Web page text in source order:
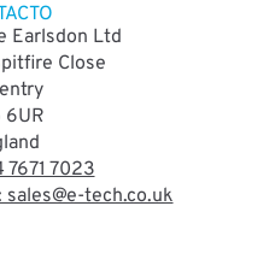
Earlsdon Ltd
Close
6UR
7023
tech.co.uk